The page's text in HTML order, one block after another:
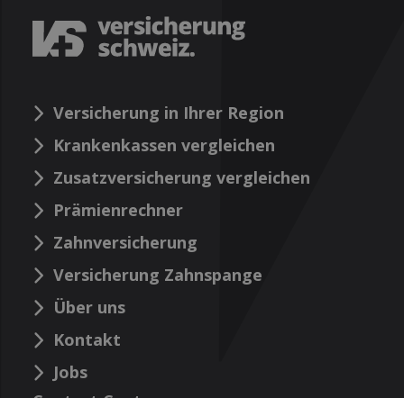
Versicherung in Ihrer Region
Krankenkassen vergleichen
Zusatzversicherung vergleichen
Prämienrechner
Zahnversicherung
Versicherung Zahnspange
Über uns
Kontakt
Jobs